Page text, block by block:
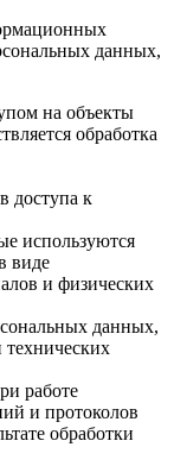
данных,
на объекты
обработка
доступа к
используются
виде
и физических
данных,
технических
работе
и протоколов
обработки